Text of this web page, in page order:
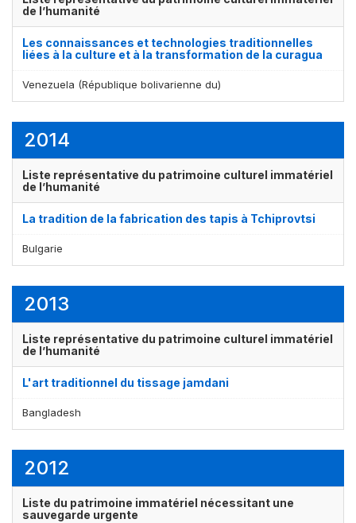
de l’humanité
Les connaissances et technologies traditionnelles
liées à la culture et à la transformation de la curagua
Venezuela (République bolivarienne du)
2014
Liste représentative du patrimoine culturel immatériel
de l’humanité
La tradition de la fabrication des tapis à Tchiprovtsi
Bulgarie
2013
Liste représentative du patrimoine culturel immatériel
de l’humanité
L'art traditionnel du tissage jamdani
Bangladesh
2012
Liste du patrimoine immatériel nécessitant une
sauvegarde urgente